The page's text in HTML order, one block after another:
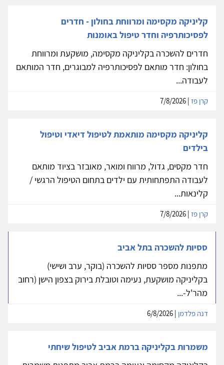
קליניקה מקסימה ומרווחת בחולון - חדרים
לפסיכותרפיה וחדר טיפול באומנות
חדרים להשכרה בקליניקה מקסימה, מושקעת ומרווחת
בחולון: חדר מותאם לפסיכותרפיה למבוגרים, חדר המותאם
לעבודה...
קרן פז
קליניקה מקסימה מותאמת לטיפול דיאדי וטיפול
בילדים
חדר מקסים, גדול, מרווח ומואר, מאובזר בציוד מותאם
לעבודה התפתחותית עם ילדים בתחום הטיפול הרגשי /
קלינאות...
קרן פז
ססיות להשכרה בתל אביב
מתפנות מספר ססיות להשכרה (בוקר, ערב ושישי)
בקליניקה מושקעת, נעימה וטובלת בירוק בצפון הישן (רחוב
מהר'ל-...
דנה פלדמן
משמרות בקליניקה ברמת אביב לטיפול שיחתי